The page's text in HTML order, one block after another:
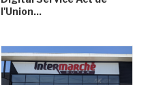
l'Union...